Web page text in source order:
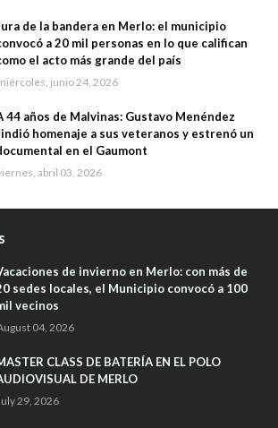
de la bandera en Merlo: el municipio
a 20 mil personas en lo que califican
el acto más grande del país
junio 24, 2026
44 años de Malvinas: Gustavo Menéndez
homenaje a sus veteranos y estrenó un
en el Gaumont
abril 03, 2026
de invierno en Merlo: con más de
sedes locales, el Municipio convocó a 100
vecinos
04, 2026
CLASS DE BATERÍA EN EL POLO
DE MERLO
29, 2026